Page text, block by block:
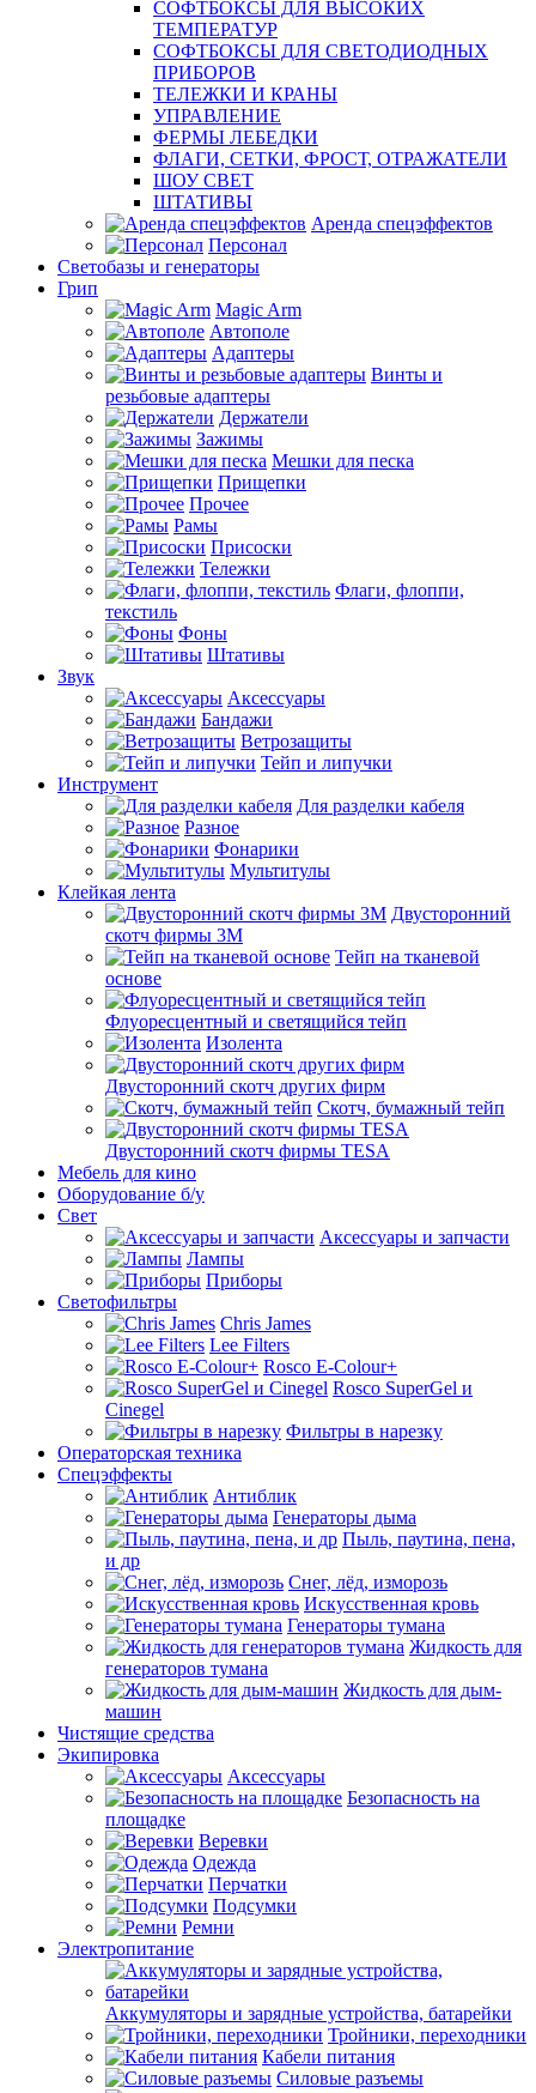
СОФТБОКСЫ ДЛЯ ВЫСОКИХ
ТЕМПЕРАТУР
СОФТБОКСЫ ДЛЯ СВЕТОДИОДНЫХ
ПРИБОРОВ
ТЕЛЕЖКИ И КРАНЫ
УПРАВЛЕНИЕ
ФЕРМЫ ЛЕБЕДКИ
ФЛАГИ, СЕТКИ, ФРОСТ, ОТРАЖАТЕЛИ
ШОУ СВЕТ
ШТАТИВЫ
Аренда спецэффектов
Персонал
Светобазы и генераторы
Грип
Magic Arm
Автополе
Адаптеры
Винты и
резьбовые адаптеры
Держатели
Зажимы
Мешки для песка
Прищепки
Прочее
Рамы
Присоски
Тележки
Флаги, флоппи,
текстиль
Фоны
Штативы
Звук
Аксессуары
Бандажи
Ветрозащиты
Тейп и липучки
Инструмент
Для разделки кабеля
Разное
Фонарики
Мультитулы
Клейкая лента
Двусторонний
скотч фирмы 3M
Тейп на тканевой
основе
Флуоресцентный и светящийся тейп
Изолента
Двусторонний скотч других фирм
Скотч, бумажный тейп
Двусторонний скотч фирмы TESA
Мебель для кино
Оборудование б/у
Свет
Аксессуары и запчасти
Лампы
Приборы
Светофильтры
Chris James
Lee Filters
Rosco E-Colour+
Rosco SuperGel и
Cinegel
Фильтры в нарезку
Операторская техника
Спецэффекты
Антиблик
Генераторы дыма
Пыль, паутина, пена,
и др
Снег, лёд, изморозь
Искусственная кровь
Генераторы тумана
Жидкость для
генераторов тумана
Жидкость для дым-
машин
Чистящие средства
Экипировка
Аксессуары
Безопасность на
площадке
Веревки
Одежда
Перчатки
Подсумки
Ремни
Электропитание
Аккумуляторы и зарядные устройства, батарейки
Тройники, переходники
Кабели питания
Силовые разъемы